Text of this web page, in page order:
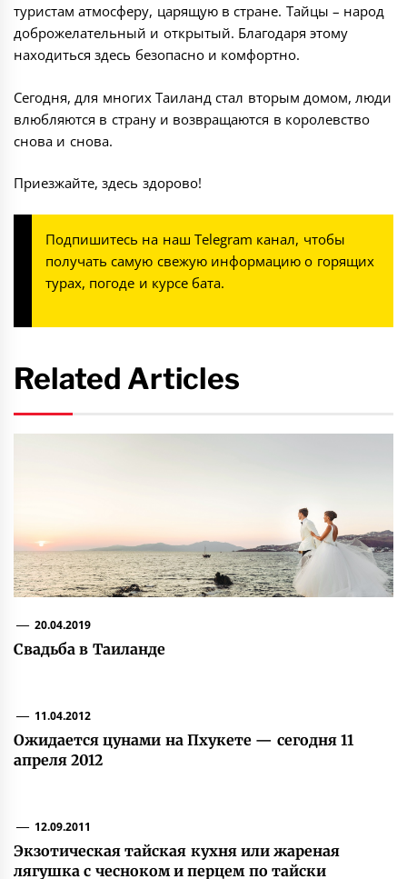
туристам атмосферу, царящую в стране. Тайцы – народ
доброжелательный и открытый. Благодаря этому
находиться здесь безопасно и комфортно.
Сегодня, для многих Таиланд стал вторым домом, люди
влюбляются в страну и возвращаются в королевство
снова и снова.
Приезжайте, здесь здорово!
Подпишитесь на наш Telegram канал, чтобы
получать самую свежую информацию о горящих
турах, погоде и курсе бата.
Related Articles
20.04.2019
Свадьба в Таиланде
11.04.2012
Ожидается цунами на Пхукете — cегодня 11
апреля 2012
12.09.2011
Экзотическая тайская кухня или жареная
лягушка с чесноком и перцем по тайски